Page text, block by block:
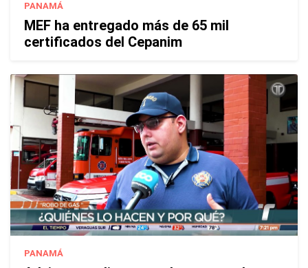
PANAMÁ
MEF ha entregado más de 65 mil
certificados del Cepanim
PANAMÁ